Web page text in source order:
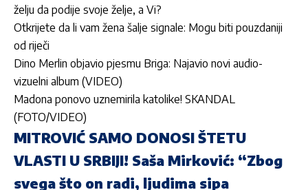
želju da podije svoje želje, a Vi?
Otkrijete da li vam žena šalje signale: Mogu biti pouzdaniji
od riječi
Dino Merlin objavio pjesmu Briga: Najavio novi audio-
vizuelni album (VIDEO)
Madona ponovo uznemirila katolike! SKANDAL
(FOTO/VIDEO)
MITROVIĆ SAMO DONOSI ŠTETU
VLASTI U SRBIJI! Saša Mirković: “Zbog
svega što on radi, ljudima sipa